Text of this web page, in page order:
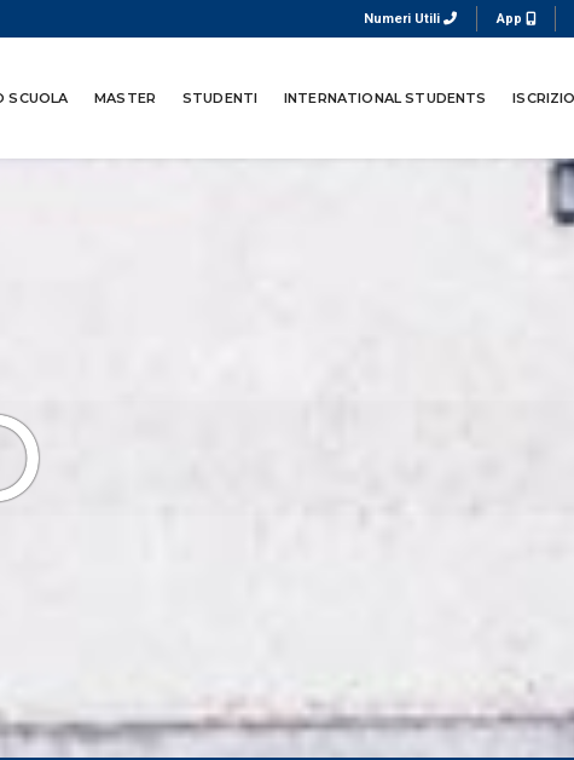
Numeri Utili App
SCUOLA MASTER STUDENTI INTERNATIONAL STUDENTS